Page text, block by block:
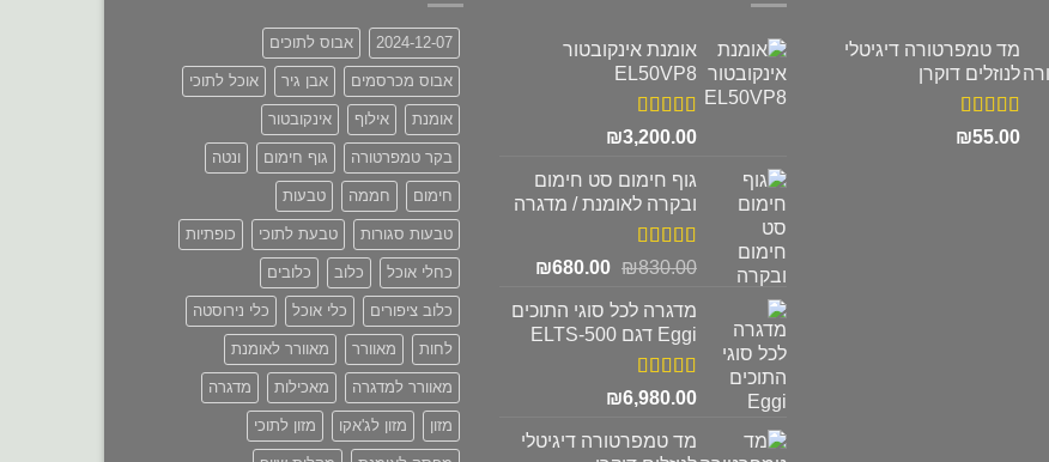
מד טמפרטורה דיגיטלי
לנוזלים דוקרן
דורג5.00
₪55.00
אומנת אינקובטור
EL50VP8
דורג5.00
₪3,200.00
גוף חימום סט חימום
ובקרה לאומנת / מדגרה
דורג5.00
₪830.00
המחיר
היה:
₪830.00.
₪680.00
המחיר
הוא:
₪680.00.
מדגרה לכל סוגי התוכים
Eggi דגם ELTS-500
דורג5.00
₪6,980.00
מד טמפרטורה דיגיטלי
2024-12-07 אבוס לתוכים
אבוס מכרסמים אבן גיר אוכל לתוכי
אומנת אילוף אינקובטור
בקר טמפרטורה גוף חימום ונטה
חימום חממה טבעות
טבעות סגורות טבעת לתוכי כופתיות
כחלי אוכל כלוב כלובים
כלוב ציפורים כלי אוכל כלי נירוסטה
לחות מאוורר מאוורר לאומנת
מאוורר למדגרה מאכילות מדגרה
מזון מזון לג'אקו מזון לתוכי